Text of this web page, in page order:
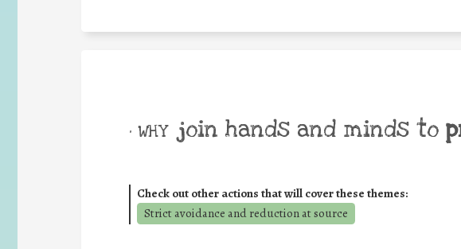
• WHY join hands and minds to
Check out other actions that will cover these themes:
Strict avoidance and reduction at source